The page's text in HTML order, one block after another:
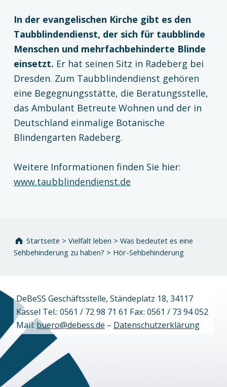
In der evangelischen Kirche gibt es den
Taubblindendienst, der sich für taubblinde
Menschen und mehrfachbehinderte Blinde
einsetzt. Er hat seinen Sitz in Radeberg bei
Dresden. Zum Taubblindendienst gehören
eine Begegnungsstätte, die Beratungsstelle,
das Ambulant Betreute Wohnen und der in
Deutschland einmalige Botanische
Blindengarten Radeberg.
Weitere Informationen finden Sie hier:
www.taubblindendienst.de
Zurück zur Hauptnavigation springen
Startseite > Vielfalt leben > Was bedeutet es eine
Sehbehinderung zu haben? > Hör-Sehbehinderung
DeBeSS Geschäftsstelle, Ständeplatz 18, 34117
Kassel Tel.: 0561 / 72 98 71 61 Fax: 0561 / 73 94 052
Mail: buero@debess.de – Datenschutzerklärung